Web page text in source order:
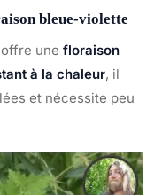
bleue-violette
une floraison
à la chaleur, il
et nécessite peu